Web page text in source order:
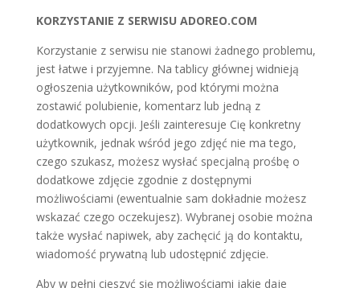
KORZYSTANIE Z SERWISU ADOREO.COM
Korzystanie z serwisu nie stanowi żadnego problemu,
jest łatwe i przyjemne. Na tablicy głównej widnieją
ogłoszenia użytkowników, pod którymi można
zostawić polubienie, komentarz lub jedną z
dodatkowych opcji. Jeśli zainteresuje Cię konkretny
użytkownik, jednak wśród jego zdjęć nie ma tego,
czego szukasz, możesz wysłać specjalną prośbę o
dodatkowe zdjęcie zgodnie z dostępnymi
możliwościami (ewentualnie sam dokładnie możesz
wskazać czego oczekujesz). Wybranej osobie można
także wysłać napiwek, aby zachęcić ją do kontaktu,
wiadomość prywatną lub udostępnić zdjęcie.
Aby w pełni cieszyć się możliwościami jakie daje